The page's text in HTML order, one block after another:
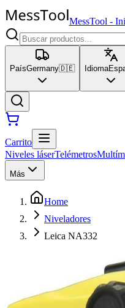
MessTool -
PaísGermany🇩🇪 Idioma
Carrito
Niveles láserTelémetros
Más
Home
Niveladores
Leica NA332